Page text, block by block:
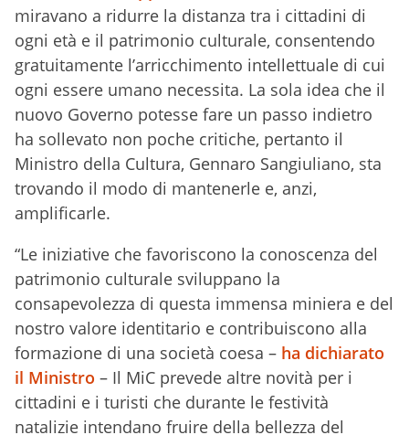
miravano a ridurre la distanza tra i cittadini di
ogni età e il patrimonio culturale, consentendo
gratuitamente l’arricchimento intellettuale di cui
ogni essere umano necessita. La sola idea che il
nuovo Governo potesse fare un passo indietro
ha sollevato non poche critiche, pertanto il
Ministro della Cultura, Gennaro Sangiuliano, sta
trovando il modo di mantenerle e, anzi,
amplificarle.
“Le iniziative che favoriscono la conoscenza del
patrimonio culturale sviluppano la
consapevolezza di questa immensa miniera e del
nostro valore identitario e contribuiscono alla
formazione di una società coesa – ha dichiarato
il Ministro – Il MiC prevede altre novità per i
cittadini e i turisti che durante le festività
natalizie intendano fruire della bellezza del